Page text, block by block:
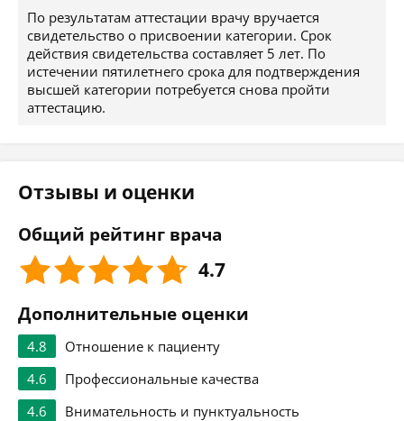
По результатам аттестации врачу вручается
свидетельство о присвоении категории. Срок
действия свидетельства составляет 5 лет. По
истечении пятилетнего срока для подтверждения
высшей категории потребуется снова пройти
аттестацию.
Отзывы и оценки
Общий рейтинг врача
4.7
Дополнительные оценки
4.8
Отношение к пациенту
4.6
Профессиональные качества
4.6
Внимательность и пунктуальность